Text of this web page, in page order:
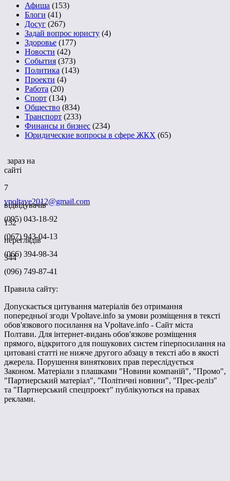
Афиша (153)
Блоги (41)
Досуг (267)
Задай вопрос юристу (4)
Здоровье (177)
Новости (42)
События (373)
Политика (143)
Проекти (4)
Работа (20)
Спорт (134)
Общество (834)
Транспорт (233)
Финансы и бизнес (234)
Юридические вопросы в сфере ЖКХ (65)
зараз на
сайті
7
відвідувачів
132
переглядів
344
vpoltave2012@gmail.com
(095) 043-18-92
(067) 943-04-13
(066) 394-98-34
(096) 749-87-41
Правила сайту:
Допускається цитування матеріалів без отримання
попередньої згоди Vpoltave.info за умови розміщення в тексті
обов'язкового посилання на Vpoltave.info - Сайт міста
Полтави. Для інтернет-видань обов'язкове розміщення
прямого, відкритого для пошукових систем гіперпосилання на
цитовані статті не нижче другого абзацу в тексті або в якості
джерела. Порушення виняткових прав переслідується
Законом. Матеріали з плашками "Новини компаній", "Промо",
"Партнерський матеріал", "Політичні новини", "Прес-реліз"
та "Партнерський спецпроект" публікуються на правах
реклами.